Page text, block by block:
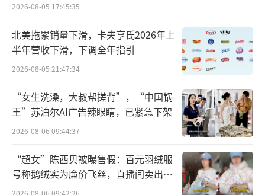
根据SNE数据，2024年前8个月，宁德时代
在全球动力电池市场份额为37.1%，同比提升1.
6个百分点；其中，全球商用动力电池份额64.
9%，同比提升4.6个百分点，稳居第一。
国内市场方面，根据动力电池联盟数据，2
024年1-9月宁德时代国内动力电池市场份额45.
2026-08-05 17:45:35
北美拖累销量下滑，卡夫亨氏2026年上
半年营收下滑，下调全年指引
2026-08-05 21:47:34
“女生洗澡，大叔帮搓背”，“中国锅
王”苏泊尔AI广告辣眼睛，已紧急下架
2026-08-06 09:44:37
“超女”陈西贝被曝售假：百元羽绒服
号称鹅绒实为廉价飞丝，直播间卖出超
百万元
2026-08-06 09:42:26